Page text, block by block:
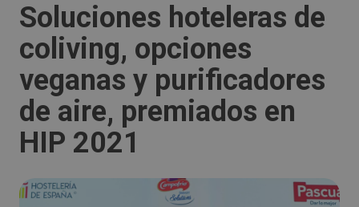
Soluciones hoteleras de
coliving, opciones
veganas y purificadores
de aire, premiados en
HIP 2021